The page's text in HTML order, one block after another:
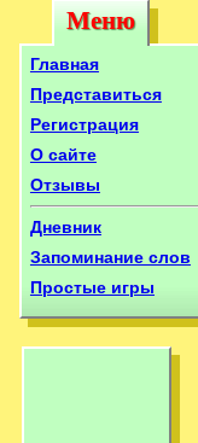
Меню
Меню
Главная
Представиться
Регистрация
О сайте
Отзывы
Дневник
Запоминание слов
Простые игры